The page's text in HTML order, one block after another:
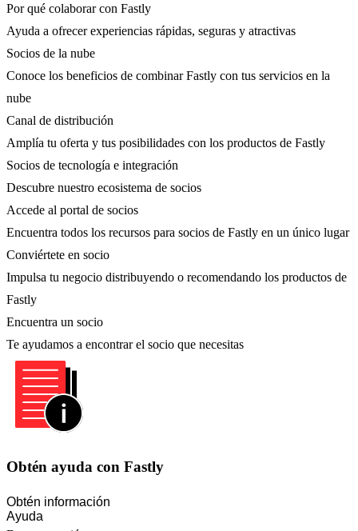
Por qué colaborar con Fastly
Ayuda a ofrecer experiencias rápidas, seguras y atractivas
Socios de la nube
Conoce los beneficios de combinar Fastly con tus servicios en la
nube
Canal de distribución
Amplía tu oferta y tus posibilidades con los productos de Fastly
Socios de tecnología e integración
Descubre nuestro ecosistema de socios
Accede al portal de socios
Encuentra todos los recursos para socios de Fastly en un único lugar
Conviértete en socio
Impulsa tu negocio distribuyendo o recomendando los productos de
Fastly
Encuentra un socio
Te ayudamos a encontrar el socio que necesitas
Obtén ayuda con Fastly
Obtén información
Ayuda